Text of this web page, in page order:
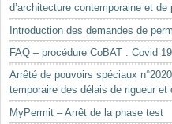
d’architecture contemporaine et de
Introduction des demandes de
FAQ – procédure CoBAT : Covid 19
Arrêté de pouvoirs spéciaux
temporaire des délais de rigueur et
MyPermit – Arrêt de la phase test